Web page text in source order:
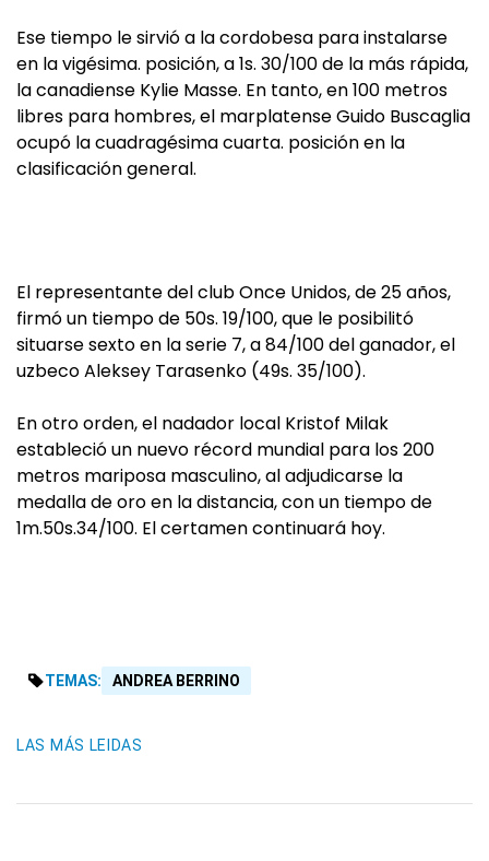
Ese tiempo le sirvió a la cordobesa para instalarse
en la vigésima. posición, a 1s. 30/100 de la más rápida,
la canadiense Kylie Masse. En tanto, en 100 metros
libres para hombres, el marplatense Guido Buscaglia
ocupó la cuadragésima cuarta. posición en la
clasificación general.
El representante del club Once Unidos, de 25 años,
firmó un tiempo de 50s. 19/100, que le posibilitó
situarse sexto en la serie 7, a 84/100 del ganador, el
uzbeco Aleksey Tarasenko (49s. 35/100).
En otro orden, el nadador local Kristof Milak
estableció un nuevo récord mundial para los 200
metros mariposa masculino, al adjudicarse la
medalla de oro en la distancia, con un tiempo de
1m.50s.34/100. El certamen continuará hoy.
TEMAS: ANDREA BERRINO
LAS MÁS LEIDAS